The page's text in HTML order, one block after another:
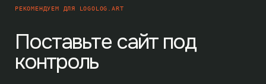
РЕКОМЕНДУЕМ ДЛЯ LOGOLOG.ART
Поставьте сайт под
контроль